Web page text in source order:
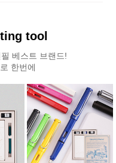
tool
베스트 브랜드!
한번에